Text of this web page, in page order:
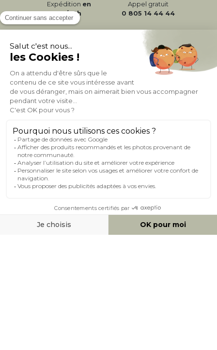
Expédition en
24/72h
Appel gratuit
0 805 14 44 44
À PROPOS DE MILIBOO
AIDE & CONTACT